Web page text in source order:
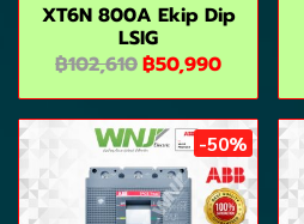
XT6N 800A Ekip Dip
LSIG
฿102,610฿50,990
-50%